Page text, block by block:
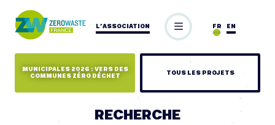
L’ASSOCIATION EN
FR
MUNICIPALES 2026 : VERS DES
COMMUNES ZÉRO DÉCHET
TOUS LES PROJETS
RECHERCHE